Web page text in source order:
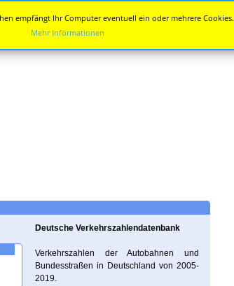
Deutsche Verkehrszahlendatenbank
Verkehrszahlen der Autobahnen und
Bundesstraßen in Deutschland von 2005-
2019.
empfängt Ihr Computer eventuell ein oder mehrere Cookies.
Mehr Informationen